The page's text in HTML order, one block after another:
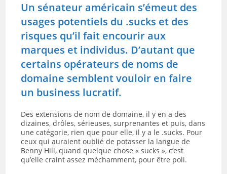
Un sénateur américain s’émeut des
usages potentiels du .sucks et des
risques qu’il fait encourir aux
marques et individus. D’autant que
certains opérateurs de noms de
domaine semblent vouloir en faire
un business lucratif.
Des extensions de nom de domaine, il y en a des
dizaines, drôles, sérieuses, surprenantes et puis, dans
une catégorie, rien que pour elle, il y a le .sucks. Pour
ceux qui auraient oublié de potasser la langue de
Benny Hill, quand quelque chose « sucks », c’est
qu’elle craint assez méchamment, pour être poli.